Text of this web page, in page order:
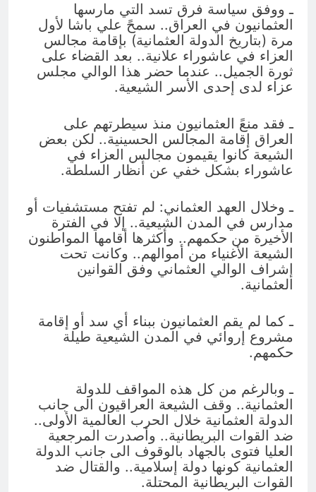
ـ ووفق سياسة فرق تسد التي مارسها
العثمانيون في العراق.. سمحً علي باشا لأول
مرة (بتاريخ الدولة العثمانية) بإقامة مجالس
العزاء في عاشوراء علانية.. بعد القضاء على
ثورة الجميل.. عندما حضر هذا الوالي مجلس
عزاء لدى إحدى الأسر الشيعية.
ـ فقد منعً العثمانيون منذ سيطرتهم على
العراق إقامة المجالس الحسينية.. لكن بعض
الشيعة كانوا يقيمون مجالس العزاء في
عاشوراء بشكل خفي عن أنظار السلطة.
ـ وخلال العهد العثماني: لم تفتح مستشفيات أو
مدارس في المدن الشيعية.. إلا في الفترة
الأخيرة من حكمهم.. وأكثرها أقامها المواطنون
الشيعة الأغنياء من أموالهم.. وكانت تحت
إشراف الوالي العثماني وفق القوانين
العثمانية.
ـ كما لم يقم العثمانيون ببناء أي سد أو إقامة
مشروع إروائي في المدن الشيعية طيلة
حكمهم.
ـ وبالرغم من كل هذه المواقف للدولة
العثمانية.. وقف الشيعة العراقيون الى جانب
الدولة العثمانية خلال الحرب العالمية الأولى..
ضد القوات البريطانية.. وأصدرت المرجعية
العليا فتوى بالجهاد بالوقوف الى جانب الدولة
العثمانية كونها دولة إسلامية.. والقتال ضد
القوات البريطانية المحتلة.